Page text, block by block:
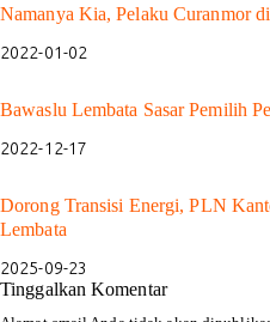
Namanya Kia, Pelaku Curanmor
2022-01-02
Bawaslu Lembata Sasar Pemilih
2022-12-17
Dorong Transisi Energi, PLN
Lembata
2025-09-23
Tinggalkan Komentar